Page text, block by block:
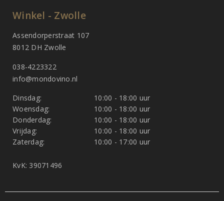
Winkel - Zwolle
Assendorperstraat 107
8012 DH Zwolle
038-4223322
info@mondovino.nl
Dinsdag:
10:00 - 18:00 uur
Woensdag:
10:00 - 18:00 uur
Donderdag:
10:00 - 18:00 uur
Vrijdag:
10:00 - 18:00 uur
Zaterdag:
10:00 - 17:00 uur
KvK: 39071496